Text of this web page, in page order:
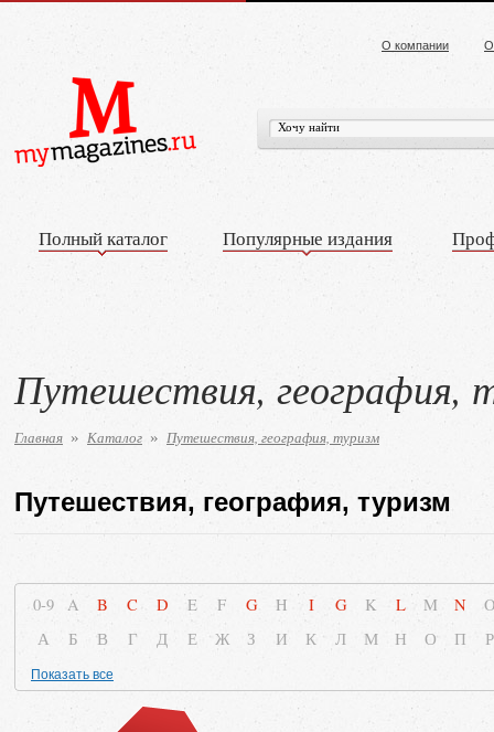
О компании
Полный каталог Популярные издания
Путешествия, география,
Главная » Каталог » Путешествия, география, туризм
Путешествия, география, туризм
0-9 A B C D E F G H I G K L M N
А
Б В Г Д Е Ж З И К Л М Н О П Р
Показать все